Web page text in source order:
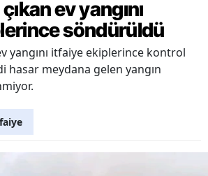
ev yangını
söndürüldü
yangını itfaiye ekiplerince kontrol
hasar meydana gelen yangın